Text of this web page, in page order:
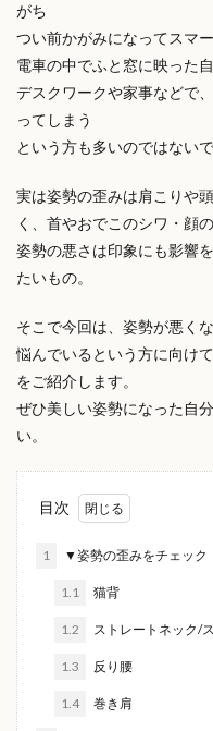
がち
つい前かがみになってスマ
電車の中でふと窓に映った
デスクワークや家事などで
ってしまう
という方も多いのではない
実は姿勢の歪みは肩こりや
く、首やおでこのシワ・顔
姿勢の悪さは印象にも影響
たいもの。
そこで今回は、姿勢が悪く
悩んでいるという方に向け
をご紹介します。
ぜひ美しい姿勢になった自
い。
目次
1 ▼姿勢の歪みをチェック
1.1 猫背
1.2 ストレートネック/
1.3 反り腰
1.4 巻き肩